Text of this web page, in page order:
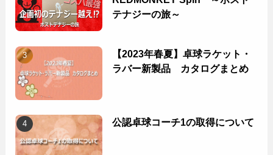
テナジーの旅～
【2023年春夏】卓球ラケット・
ラバー新製品 カタログまとめ
公認卓球コーチ1の取得について